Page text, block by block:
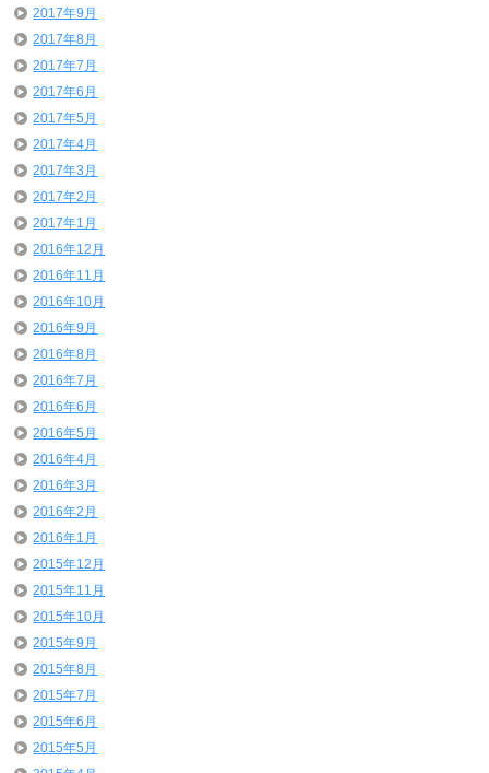
2017年9月
2017年8月
2017年7月
2017年6月
2017年5月
2017年4月
2017年3月
2017年2月
2017年1月
2016年12月
2016年11月
2016年10月
2016年9月
2016年8月
2016年7月
2016年6月
2016年5月
2016年4月
2016年3月
2016年2月
2016年1月
2015年12月
2015年11月
2015年10月
2015年9月
2015年8月
2015年7月
2015年6月
2015年5月